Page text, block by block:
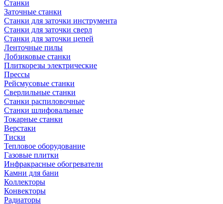
Станки
Заточные станки
Станки для заточки инструмента
Станки для заточки сверл
Станки для заточки цепей
Ленточные пилы
Лобзиковые станки
Плиткорезы электрические
Прессы
Рейсмусовые станки
Сверлильные станки
Станки распиловочные
Станки шлифовальные
Токарные станки
Верстаки
Тиски
Тепловое оборудование
Газовые плитки
Инфракрасные обогреватели
Камни для бани
Коллекторы
Конвекторы
Радиаторы